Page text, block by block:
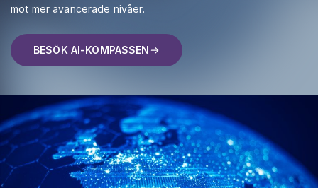
mot mer avancerade nivåer.
BESÖK AI-KOMPASSEN